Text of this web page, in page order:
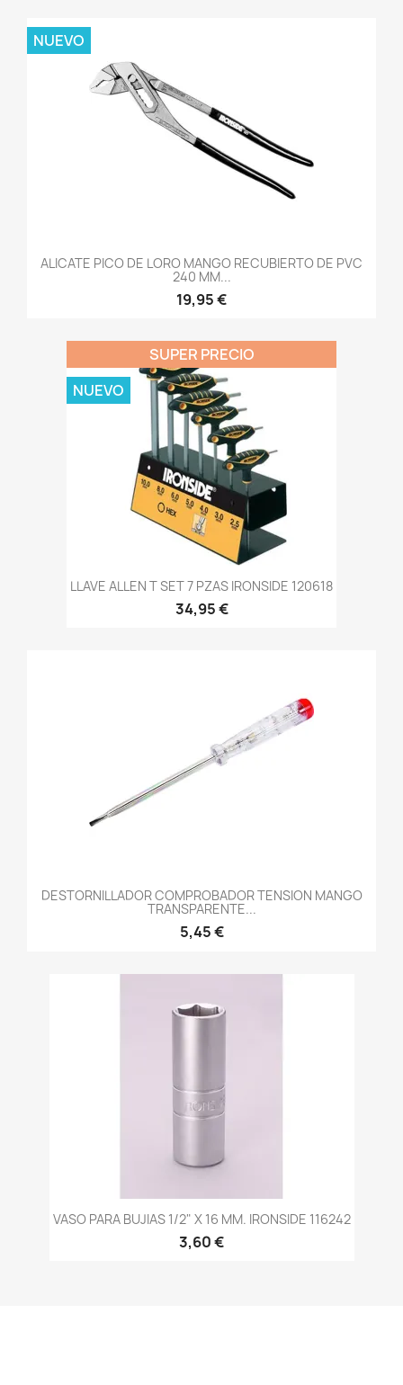
ALICATE PICO DE LORO MANGO RECUBIERTO DE PVC
240 MM...
19,95 €
NUEVO
LLAVE ALLEN T SET 7 PZAS IRONSIDE 120618
34,95 €
SUPER PRECIO
NUEVO
DESTORNILLADOR COMPROBADOR TENSION MANGO
TRANSPARENTE...
5,45 €
VASO PARA BUJIAS 1/2" X 16 MM. IRONSIDE 116242
3,60 €